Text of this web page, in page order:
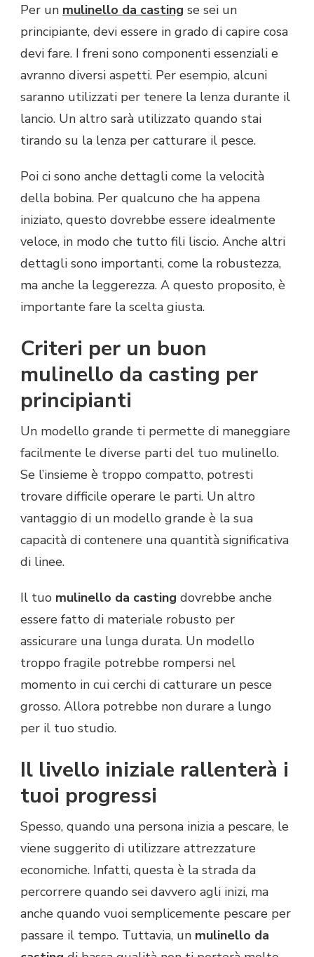
Per un mulinello da casting se sei un
principiante, devi essere in grado di capire cosa
devi fare. I freni sono componenti essenziali e
avranno diversi aspetti. Per esempio, alcuni
saranno utilizzati per tenere la lenza durante il
lancio. Un altro sarà utilizzato quando stai
tirando su la lenza per catturare il pesce.
Poi ci sono anche dettagli come la velocità
della bobina. Per qualcuno che ha appena
iniziato, questo dovrebbe essere idealmente
veloce, in modo che tutto fili liscio. Anche altri
dettagli sono importanti, come la robustezza,
ma anche la leggerezza. A questo proposito, è
importante fare la scelta giusta.
Criteri per un buon
mulinello da casting per
principianti
Un modello grande ti permette di maneggiare
facilmente le diverse parti del tuo mulinello.
Se l’insieme è troppo compatto, potresti
trovare difficile operare le parti. Un altro
vantaggio di un modello grande è la sua
capacità di contenere una quantità significativa
di linee.
Il tuo mulinello da casting dovrebbe anche
essere fatto di materiale robusto per
assicurare una lunga durata. Un modello
troppo fragile potrebbe rompersi nel
momento in cui cerchi di catturare un pesce
grosso. Allora potrebbe non durare a lungo
per il tuo studio.
Il livello iniziale rallenterà i
tuoi progressi
Spesso, quando una persona inizia a pescare, le
viene suggerito di utilizzare attrezzature
economiche. Infatti, questa è la strada da
percorrere quando sei davvero agli inizi, ma
anche quando vuoi semplicemente pescare per
passare il tempo. Tuttavia, un mulinello da